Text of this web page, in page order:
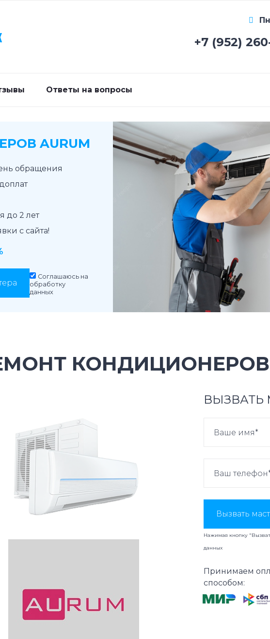
+7 (952)
Ответы на вопросы
AURUM
обращения
до 2 лет
с сайта!
Соглашаюсь на
обработку
данных
КОНДИЦИОНЕРОВ
ВЫЗВАТЬ
Вызвать
Нажимая кнопку
данных
Принимаем
способом: